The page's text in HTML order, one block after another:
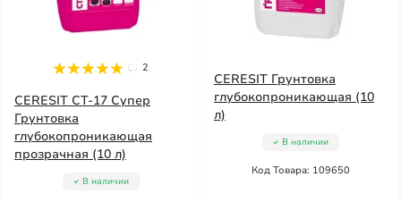
2
CERESIT CT-17 Супер
Грунтовка
глубокопроникающая
прозрачная (10 л)
В наличии
CERESIT Грунтовка
глубокопроникающая (10
л)
В наличии
Код Товара: 109650